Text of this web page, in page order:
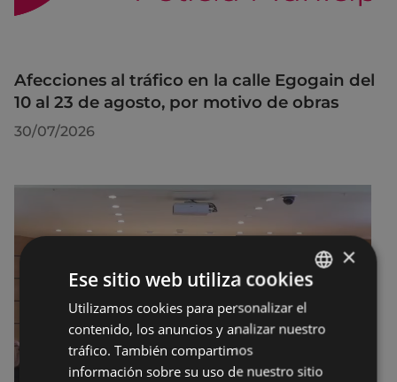
Afecciones al tráfico en la calle Egogain del
10 al 23 de agosto, por motivo de obras
30/07/2026
BASQUE
SPANISH
×
Ese sitio web utiliza cookies
Utilizamos cookies para personalizar el
contenido, los anuncios y analizar nuestro
tráfico. También compartimos
información sobre su uso de nuestro sitio